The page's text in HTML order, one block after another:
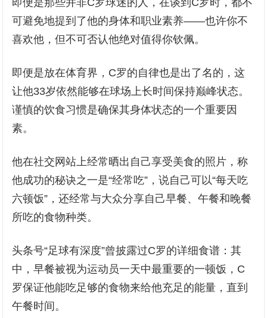
即便是那些并非C罗球迷的人，在谈到C罗时，都不
可避免地提到了他的身体和职业素养——也许你不
喜欢他，但不可否认他绝对值得你钦佩。
即便是放在体育界，C罗的自律也是出了名的，这
让他33岁依然能够在球场上长时间保持巅峰状态。
谨慎的饮食习惯是确保其身体状态的一个重要因
素。
他在社交网站上经常晒出自己享受美食的照片，称
他成功的秘诀之一是“经常吃”，说自己可以“每天吃
六顿饭”，还经常与大众分享自己早餐、午餐和晚餐
所吃的食物种类。
头条号“足球有深度”曾披露过C罗的详细食谱：其
中，早餐被视为运动员一天中最重要的一顿饭，C
罗保证他能吃足够的食物来给他充足的能量，直到
午餐时间。